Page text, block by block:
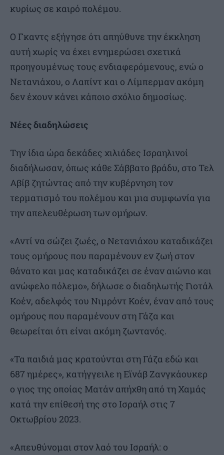
κυρίως σε καιρό πολέμου.
Ο Γκαντς εξήγησε ότι απηύθυνε την έκκληση
αυτή χωρίς να έχει ενημερώσει σχετικά
προηγουμένως τους ενδιαφερόμενους, ενώ ο
Νετανιάχου, ο Λαπίντ και ο Λίμπερμαν ακόμη
δεν έχουν κάνει κάποιο σχόλιο δημοσίως.
Νέες διαδηλώσεις
Την ίδια ώρα δεκάδες χιλιάδες Ισραηλινοί
διαδήλωσαν, όπως κάθε Σάββατο βράδυ, στο Τελ
Αβίβ ζητώντας από την κυβέρνηση τον
τερματισμό του πολέμου και μια συμφωνία για
την απελευθέρωση των ομήρων.
«Αντί να σώζει ζωές, ο Νετανιάχου καταδικάζει
τους ομήρους που παραμένουν εν ζωή στον
θάνατο και μας καταδικάζει σε έναν αιώνιο και
ανώφελο πόλεμο», δήλωσε ο διαδηλωτής Γιοτάλ
Κοέν, αδελφός του Νιμρόντ Κοέν, έναν από τους
ομήρους που παραμένουν στη Γάζα και
θεωρείται ότι είναι ακόμη ζωντανός.
«Τα παιδιά μας κρατούνται στη Γάζα εδώ και
687 ημέρες», κατήγγειλε η Εϊνάβ Ζανγκάουκερ
ο γιος της οποίας Ματάν απήχθη από τη Χαμάς
κατά την επίθεσή της στο Ισραήλ στις 7
Οκτωβρίου 2023.
«Απευθύνομαι στον λαό του Ισραήλ: ο